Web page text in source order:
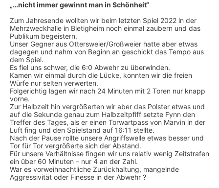
„…nicht immer gewinnt man in Schönheit“
Zum Jahresende wollten wir beim letzten Spiel 2022 in der
Mehrzweckhalle in Bietigheim noch einmal zaubern und das
Publikum begeistern.
Unser Gegner aus Ottersweier/Großweier hatte aber etwas
dagegen und nahm von Beginn an geschickt das Tempo aus
dem Spiel.
Es fiel uns schwer, die 6:0 Abwehr zu überwinden.
Kamen wir einmal durch die Lücke, konnten wir die freien
Würfe nur selten verwerten.
Folgerichtig lagen wir nach 24 Minuten mit 2 Toren nur knapp
vorne.
Zur Halbzeit hin vergrößerten wir aber das Polster etwas und
auf die Sekunde genau zum Halbzeitpfiff setzte Fynn den
Treffer des Tages, als er einen Torwartpass von Marvin in der
Luft fing und den Spielstand auf 16:11 stellte.
Nach der Pause rollte unsere Angriffswelle etwas besser und
Tor für Tor vergrößerte sich der Abstand.
Für unsere Verhältnisse fingen wir uns relativ wenig Zeitstrafen
ein über 60 Minuten – nur 4 an der Zahl.
War es vorweihnachtliche Zurückhaltung, mangelnde
Aggressivität oder Finesse in der Abwehr ?